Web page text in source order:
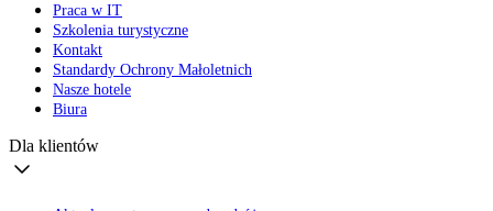
Praca w IT
Szkolenia turystyczne
Kontakt
Standardy Ochrony Małoletnich
Nasze hotele
Biura
Dla klientów